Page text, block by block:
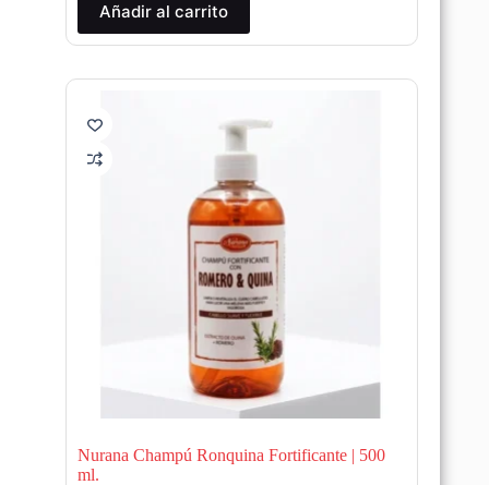
Añadir al carrito
Nurana Champú Ronquina Fortificante | 500
ml.